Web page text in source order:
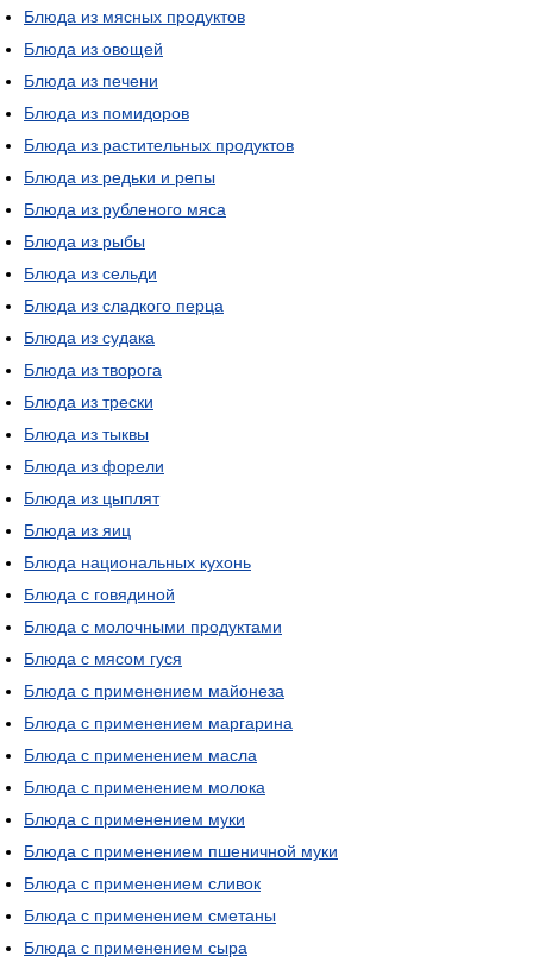
Блюда из мясных продуктов
Блюда из овощей
Блюда из печени
Блюда из помидоров
Блюда из растительных продуктов
Блюда из редьки и репы
Блюда из рубленого мяса
Блюда из рыбы
Блюда из сельди
Блюда из сладкого перца
Блюда из судака
Блюда из творога
Блюда из трески
Блюда из тыквы
Блюда из форели
Блюда из цыплят
Блюда из яиц
Блюда национальных кухонь
Блюда с говядиной
Блюда с молочными продуктами
Блюда с мясом гуся
Блюда с применением майонеза
Блюда с применением маргарина
Блюда с применением масла
Блюда с применением молока
Блюда с применением муки
Блюда с применением пшеничной муки
Блюда с применением сливок
Блюда с применением сметаны
Блюда с применением сыра